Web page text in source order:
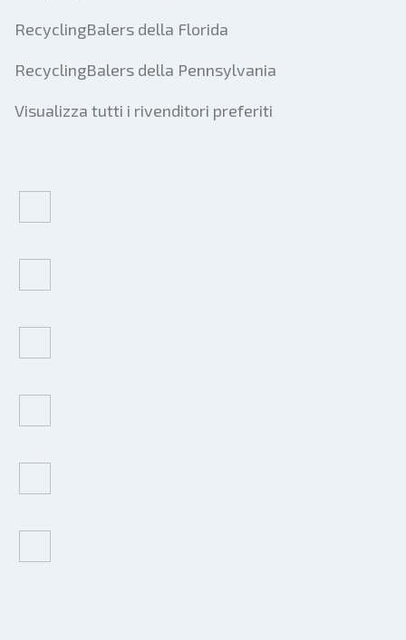
RecyclingBalers della Florida
RecyclingBalers della Pennsylvania
Visualizza tutti i rivenditori preferiti